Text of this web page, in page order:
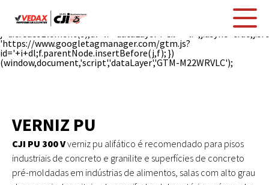
Date().getTime(),event:'gtm.js'});var
f=d.getElementsByTagName(s)[0],
'https://www.googletagmanager.com/gtm.js?
id='+i+dl;f.parentNode.insertBefore(j,f); })
(window,document,'script','dataLayer','GTM-M22WRVLC');
VERNIZ PU
CJI PU 300 Vverniz pu alifático é recomendado para pisos
industriais de concreto e granilite e superfícies de concreto
pré-moldadas em indústrias de alimentos, salas com alto grau